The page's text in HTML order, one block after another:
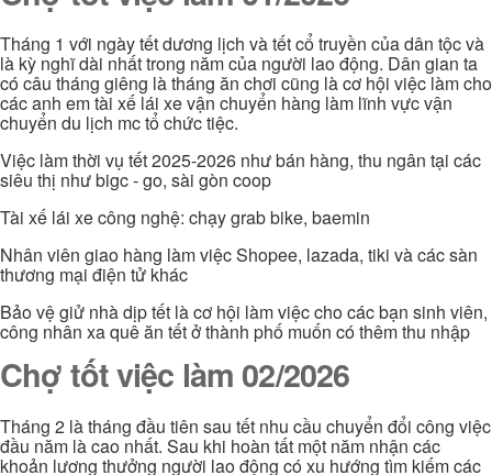
Tháng 1 với ngày tết dương lịch và tết cổ truyền của dân tộc và
là kỳ nghĩ dài nhất trong năm của người lao động. Dân gian ta
có câu tháng giêng là tháng ăn chơi cũng là cơ hội việc làm cho
các anh em tài xế lái xe vận chuyển hàng làm lĩnh vực vận
chuyển du lịch mc tổ chức tiệc.
Việc làm thời vụ tết 2025-2026 như bán hàng, thu ngân tại các
siêu thị như bigc - go, sài gòn coop
Tài xế lái xe công nghệ: chạy grab bike, baemin
Nhân viên giao hàng làm việc Shopee, lazada, tiki và các sàn
thương mại điện tử khác
Bảo vệ giử nhà dịp tết là cơ hội làm việc cho các bạn sinh viên,
công nhân xa quê ăn tết ở thành phố muốn có thêm thu nhập
Chợ tốt việc làm 02/2026
Tháng 2 là tháng đầu tiên sau tết nhu cầu chuyển đổi công việc
đầu năm là cao nhất. Sau khi hoàn tất một năm nhận các
khoản lương thưởng người lao động có xu hướng tìm kiếm các